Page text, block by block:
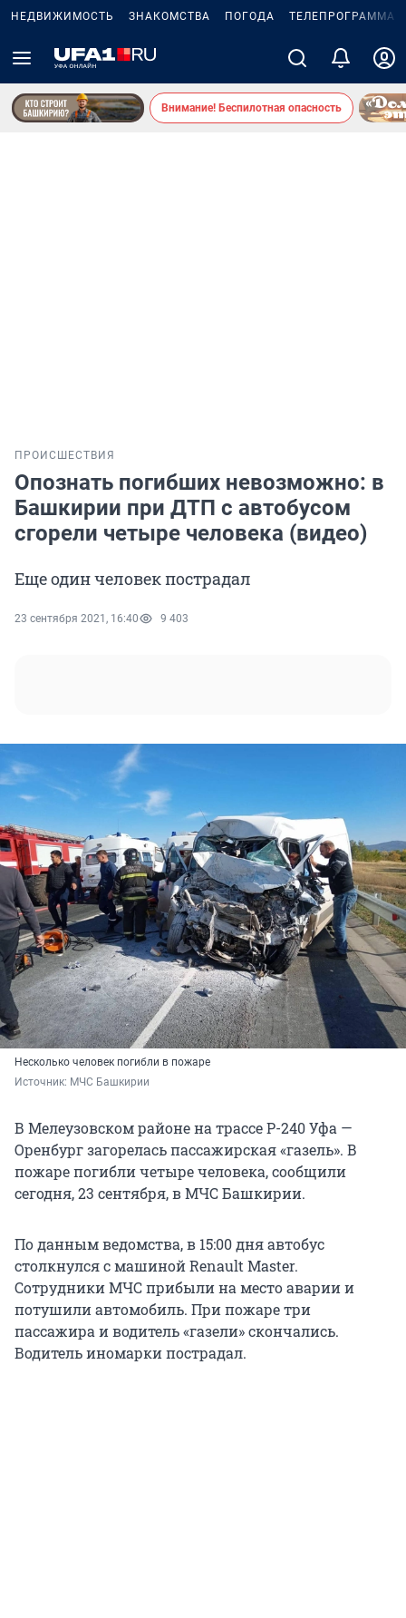
НЕДВИЖИМОСТЬ ЗНАКОМСТВА ПОГОДА ТЕЛЕПРОГРАММА
Внимание! Беспилотная опасность
ПРОИСШЕСТВИЯ
Опознать погибших невозможно: в
Башкирии при ДТП с автобусом
сгорели четыре человека (видео)
Еще один человек пострадал
23 сентября 2021, 16:40 9 403
Несколько человек погибли в пожаре
Источник: МЧС Башкирии
В Мелеузовском районе на трассе Р-240 Уфа —
Оренбург загорелась пассажирская «газель». В
пожаре погибли четыре человека, сообщили
сегодня, 23 сентября, в МЧС Башкирии.
По данным ведомства, в 15:00 дня автобус
столкнулся с машиной Renault Master.
Сотрудники МЧС прибыли на место аварии и
потушили автомобиль. При пожаре три
пассажира и водитель «газели» скончались.
Водитель иномарки пострадал.